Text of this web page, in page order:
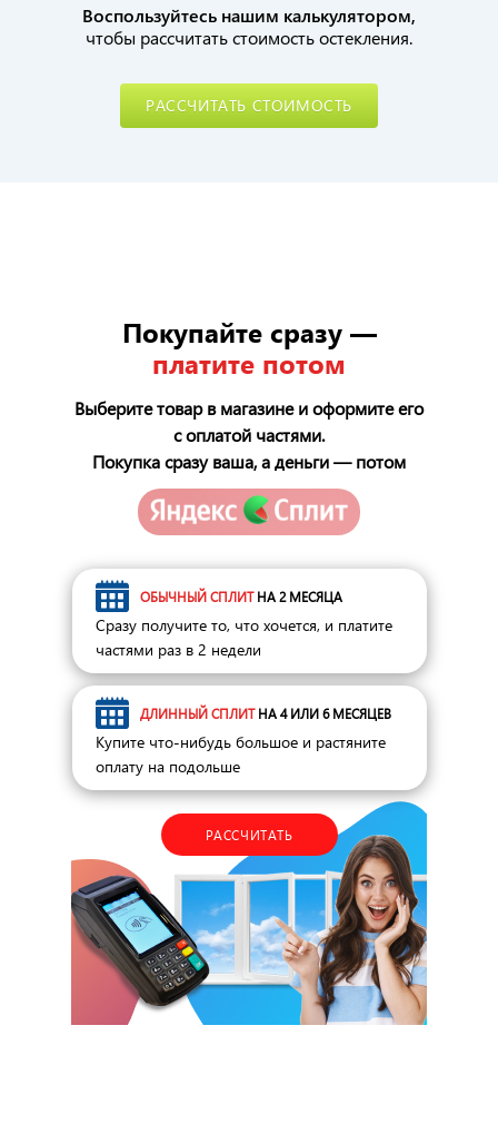
Воспользуйтесь нашим калькулятором,
чтобы рассчитать стоимость остекления.
РАССЧИТАТЬ СТОИМОСТЬ
Покупайте сразу —
платите потом
Выберите товар в магазине и оформите его
с оплатой частями.
Покупка сразу ваша, а деньги — потом
ОБЫЧНЫЙ СПЛИТНА 2 МЕСЯЦА
Сразу получите то, что хочется, и платите
частями раз в 2 недели
ДЛИННЫЙ СПЛИТНА 4 ИЛИ 6 МЕСЯЦЕВ
Купите что-нибудь большое и растяните
оплату на подольше
РАССЧИТАТЬ